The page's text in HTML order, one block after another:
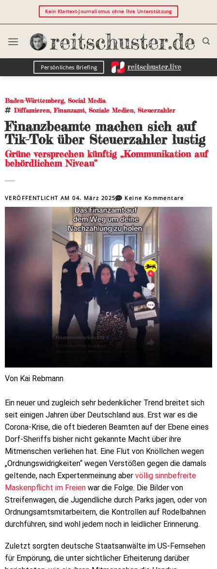
Kein Klartext-Journalismus ohne Ihre Unterstützung
Persönliches Briefing
Baden-Württemberg, Social Media
Diffamieren,Finanzamt, Soziale Medien, Steuerzahler
Finanzbeamte machen sich auf
Tik-Tok über Steuerzahler lustig
Grüne versprechen künftig „Kommunikation auf
behördlichem Niveau“
VERÖFFENTLICHT AM04. März 2025 Keine Kommentare
Von Kai Rebmann
Ein neuer und zugleich sehr bedenklicher Trend breitet sich
seit einigen Jahren über Deutschland aus. Erst war es die
Corona-Krise, die oft biederen Beamten auf der Ebene eines
Dorf-Sheriffs bisher nicht gekannte Macht über ihre
Mitmenschen verliehen hat. Eine Flut von Knöllchen wegen
„Ordnungswidrigkeiten“ wegen Verstößen gegen die damals
geltende, nach Expertenmeinung aber völlig sinnbefreite
Maskenpflicht im Freien war die Folge. Die Bilder von
Streifenwagen, die Jugendliche durch Parks jagen, oder von
Ordnungsamtsmitarbeitern, die Kontrollen auf Rodelbahnen
durchführen, sind wohl jedem noch in leidlicher Erinnerung.
Zuletzt sorgten deutsche Staatsanwälte im US-Fernsehen
für Empörung, die unter sichtlicher Erheiterung darüber